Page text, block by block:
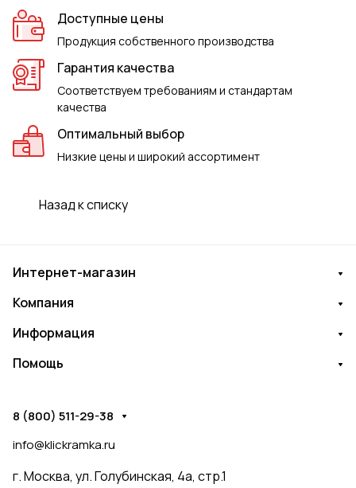
Доступные цены
Продукция собственного производства
Гарантия качества
Соответствуем требованиям и стандартам
качества
Оптимальный выбор
Низкие цены и широкий ассортимент
Назад к списку
Интернет-магазин
Компания
Информация
Помощь
8 (800) 511-29-38
info@klickramka.ru
г. Москва, ул. Голубинская, 4а, стр.1